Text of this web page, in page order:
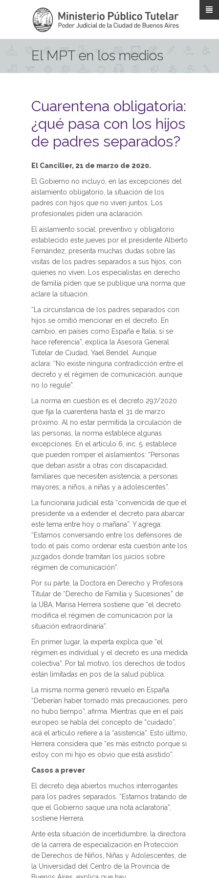
El MPT en los medios
Cuarentena obligatoria:
¿qué pasa con los hijos
de padres separados?
El Canciller, 21 de marzo de 2020.
El Gobierno no incluyó, en las excepciones del
aislamiento obligatorio, la situación de los
padres con hijos que no viven juntos. Los
profesionales piden una aclaración.
El aislamiento social, preventivo y obligatorio
establecido este jueves por el presidente Alberto
Fernández, presenta muchas dudas sobre las
visitas de los padres separados a sus hijos, con
quienes no viven. Los especialistas en derecho
de familia piden que se publique una norma que
aclare la situación.
“La circunstancia de los padres separados con
hijos se omitió mencionar en el decreto. En
cambio, en países como España e Italia, sí se
hace referencia”, explica la Asesora General
Tutelar de Ciudad, Yael Bendel. Aunque
aclara: “No existe ninguna contradicción entre el
decreto y el régimen de comunicación, aunque
no lo regule”.
La norma en cuestión es el decreto 297/2020
que fija la cuarentena hasta el 31 de marzo
próximo. Al no estar permitida la circulación de
las personas, la norma establece algunas
excepciones. En el artículo 6, inc. 5. establece
que pueden romper el aislamientos: “Personas
que deban asistir a otras con discapacidad;
familiares que necesiten asistencia; a personas
mayores; a niños, a niñas y a adolescentes”.
La funcionaria judicial está “convencida de que el
presidente va a extender el decreto para abarcar
este tema entre hoy o mañana”. Y agrega:
“Estamos conversando entre los defensores de
todo el país como ordenar esta cuestión ante los
juzgados donde tramitan los juicios sobre
régimen de comunicación”.
Por su parte, la Doctora en Derecho y Profesora
Titular de “Derecho de Familia y Sucesiones” de
la UBA, Marisa Herrera sostiene que “el decreto
modifica el régimen de comunicación por la
situación extraordinaria”.
En primer lugar, la experta explica que “el
régimen es individual y el decreto es una medida
colectiva”. Por tal motivo, los derechos de todos
están limitadas en pos de la salud pública.
La misma norma generó revuelo en España.
“Deberían haber tomado más precauciones, pero
no hubo tiempo”, afirma. Mientras que en el país
europeo se habla del concepto de “cuidado”,
acá el artículo refiere a la “asistencia”. Esto último,
Herrera considera que “es más estricto porque si
estoy con mi hijo es obvio que está asistido”.
Casos a prever
El decreto deja abiertos muchos interrogantes
para los padres separados. “Estamos tratando de
que el Gobierno saque una nota aclaratoria”,
sostiene Herrera.
Ante esta situación de incertidumbre, la directora
de la carrera de especialización en Protección
de Derechos de Niños, Niñas y Adolescentes, de
la Universidad del Centro de la Provincia de